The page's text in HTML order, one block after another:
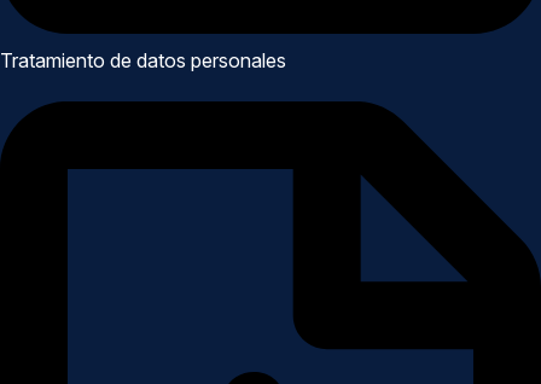
Tratamiento de datos personales